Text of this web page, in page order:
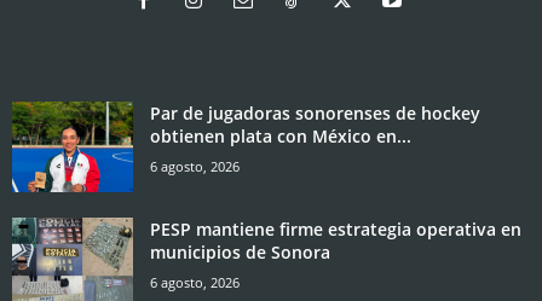
Par de jugadoras sonorenses de hockey
obtienen plata con México en...
6 agosto, 2026
PESP mantiene firme estrategia operativa en
municipios de Sonora
6 agosto, 2026